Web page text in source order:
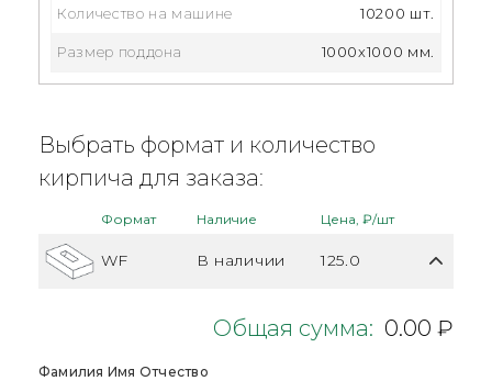
Количество на машине 10200 шт.
Размер поддона 1000x1000 мм.
Выбрать формат и количество
кирпича для заказа:
Формат Наличие Цена, ₽/шт
WF В наличии 125.0
Общая сумма: 0.00 ₽
Фамилия Имя Отчество